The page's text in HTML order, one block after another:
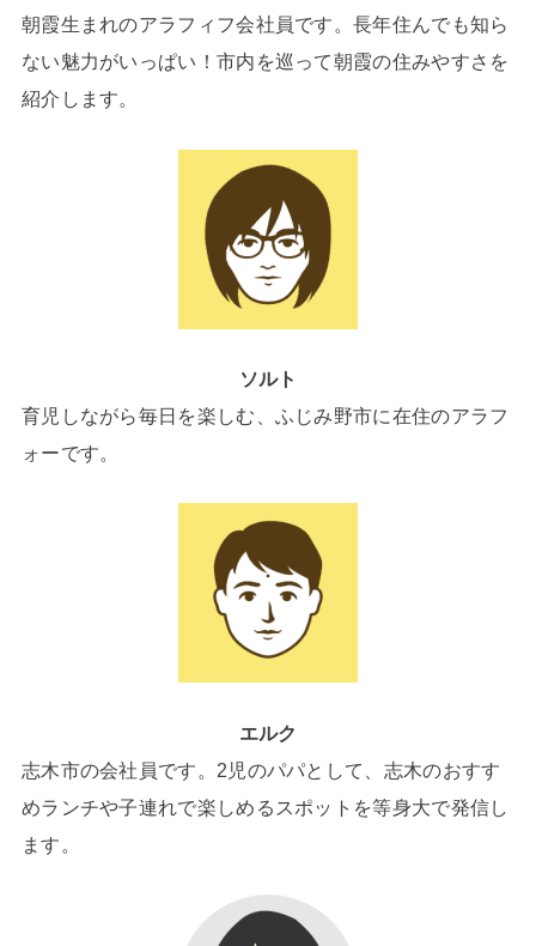
朝霞生まれのアラフィフ会社員です。長年住んでも知ら
ない魅力がいっぱい！市内を巡って朝霞の住みやすさを
紹介します。
ソルト
育児しながら毎日を楽しむ、ふじみ野市に在住のアラフ
ォーです。
エルク
志木市の会社員です。2児のパパとして、志木のおすす
めランチや子連れで楽しめるスポットを等身大で発信し
ます。